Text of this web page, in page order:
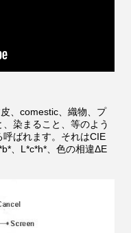
、comestic、織物、プ
染まること、等のよう
ばれます。それはCIE
、L*c*h*、色の相違ΔE